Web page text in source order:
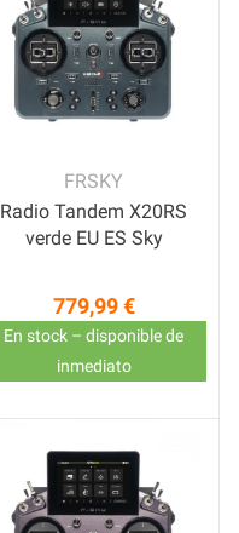
FRSKY
Radio Tandem X20RS
verde EU ES Sky
Precio
779,99 €
En stock – disponible de
inmediato